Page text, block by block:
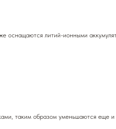
оснащаются литий-ионными
таким образом уменьшаются еще